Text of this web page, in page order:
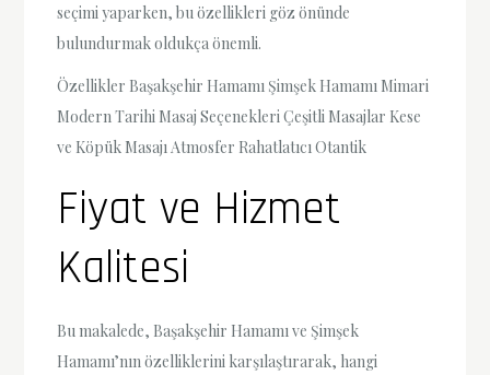
seçimi yaparken, bu özellikleri göz önünde
bulundurmak oldukça önemli.
Özellikler Başakşehir Hamamı Şimşek Hamamı Mimari
Modern Tarihi Masaj Seçenekleri Çeşitli Masajlar Kese
ve Köpük Masajı Atmosfer Rahatlatıcı Otantik
Fiyat ve Hizmet
Kalitesi
Bu makalede, Başakşehir Hamamı ve Şimşek
Hamamı’nın özelliklerini karşılaştırarak, hangi